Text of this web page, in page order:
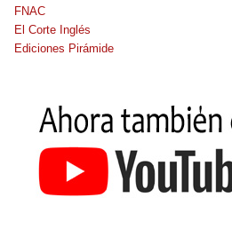
FNAC
El Corte Inglés
Ediciones Pirámide